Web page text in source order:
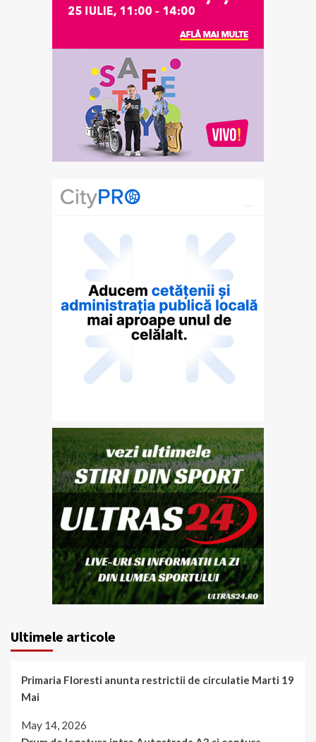
Ultimele articole
Primaria Floresti anunta restrictii de circulatie Marti 19
Mai
May 14, 2026